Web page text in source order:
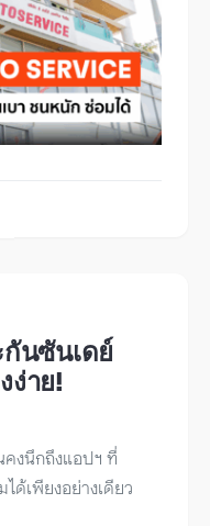
กันซันเดย์
ง่าย!
งนึกถึงแอปฯ ที่
ด้เพียงอย่างเดียว